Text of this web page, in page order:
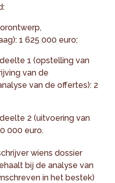
1 625 000 euro;
1 (opstelling van
van de
van de offertes): 2
2 (uitvoering van
000 euro.
wiens dossier
bij de analyse van
in het bestek)